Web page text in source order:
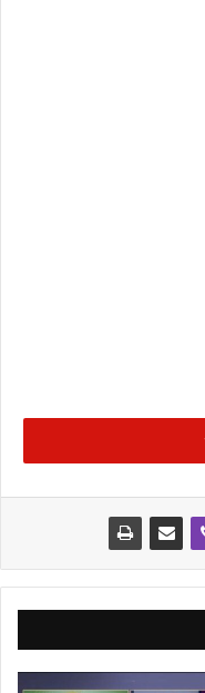
قطاع تنمية الثروة